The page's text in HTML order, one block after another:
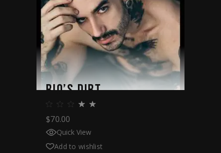
RIO’S DIRT
$70.00
Quick View
Add to wishlist